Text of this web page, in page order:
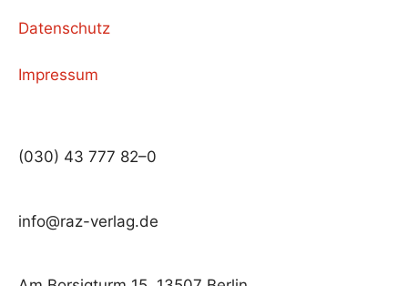
Datenschutz
Impressum
(030) 43 777 82–0
info@raz-verlag.de